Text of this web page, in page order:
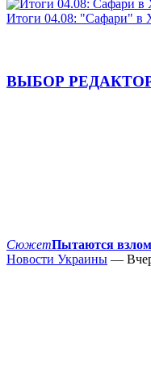
Итоги 04.08: "Сафари" в
ВЫБОР
СюжетПытаются
Новости Украины —